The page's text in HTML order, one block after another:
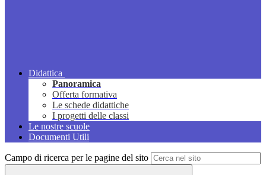
Didattica
Panoramica
Offerta formativa
Le schede didattiche
I progetti delle classi
Le nostre scuole
Documenti Utili
Campo di ricerca per le pagine del sito